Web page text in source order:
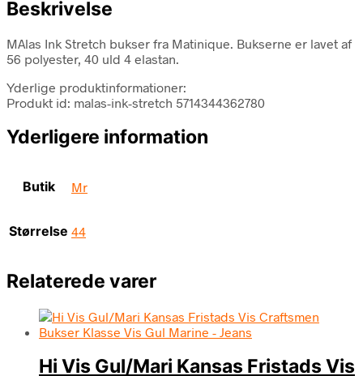
Beskrivelse
MAlas Ink Stretch bukser fra Matinique. Bukserne er lavet af
56 polyester, 40 uld 4 elastan.
Yderlige produktinformationer:
Produkt id: malas-ink-stretch 5714344362780
Yderligere information
Butik Mr
Størrelse 44
Relaterede varer
Hi Vis Gul/Mari Kansas Fristads Vis